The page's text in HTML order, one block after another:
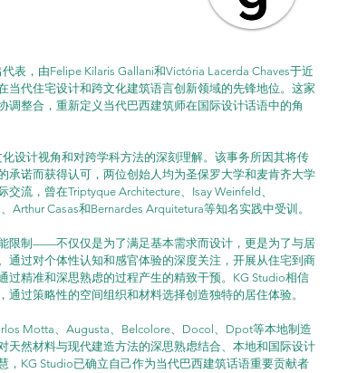
表，由Felipe Kilaris Gallani和Victória Lacerda Chaves于近
当代住宅设计和跨文化建筑语言创新领域的先锋地位。这家
调整合，重新定义当代巴西建筑师在国际设计话语中的角
设计视角和对跨学科方法的深刻理解。该事务所因其将传
承诺而获得认可，两位创始人均为圣保罗大学和麦肯齐大学
流，曾在Triptyque Architecture、Isay Weinfeld、
Arthur Casas和Bernardes Arquitetura等知名实践中受训。
限制——不仅仅是为了满足基本需求而设计，更是为了与居
通过对个体性认知和感官体验的深度关注，开展从住宅到商
过精准和深思熟虑的过程产生的精致干预。KG Studio相信
过策略性的空间组织和材料选择创造独特的居住体验。
Motta、Augusta、Belcolore、Docol、Dpot等本地制造
天然材料与现代建造方法的深思熟虑结合、本地和国际设计
，KG Studio已确立自己作为当代巴西建筑话语重要贡献者